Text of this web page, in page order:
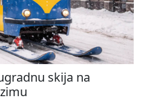
skija na